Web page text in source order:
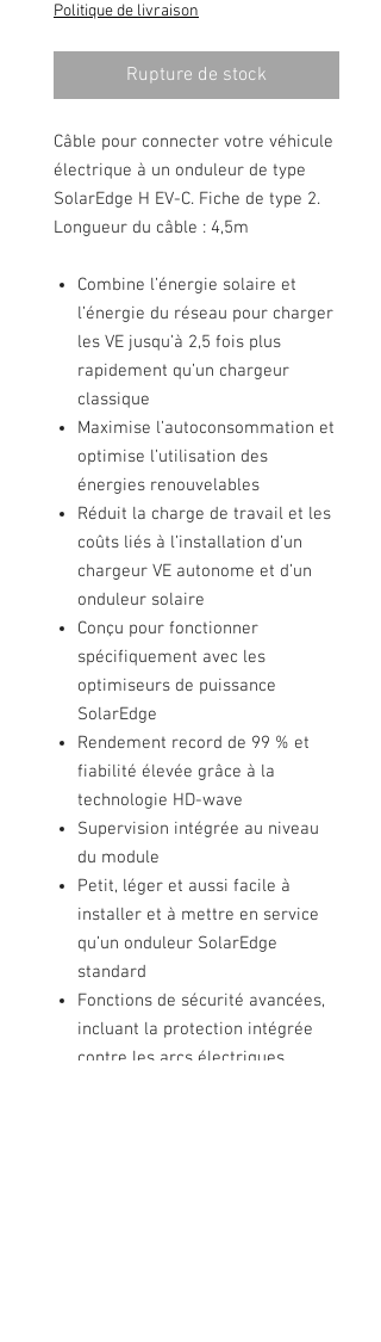
Politique de livraison
Rupture de stock
Câble pour connecter votre véhicule
électrique à un onduleur de type
SolarEdge H EV-C. Fiche de type 2.
Longueur du câble : 4,5m
Combine l’énergie solaire et
l’énergie du réseau pour charger
les VE jusqu’à 2,5 fois plus
rapidement qu’un chargeur
classique
Maximise l’autoconsommation et
optimise l’utilisation des
énergies renouvelables
Réduit la charge de travail et les
coûts liés à l’installation d’un
chargeur VE autonome et d’un
onduleur solaire
Conçu pour fonctionner
spécifiquement avec les
optimiseurs de puissance
SolarEdge
Rendement record de 99 % et
fiabilité élevée grâce à la
technologie HD-wave
Supervision intégrée au niveau
du module
Petit, léger et aussi facile à
installer et à mettre en service
qu’un onduleur SolarEdge
standard
Fonctions de sécurité avancées,
incluant la protection intégrée
contre les arcs électriques